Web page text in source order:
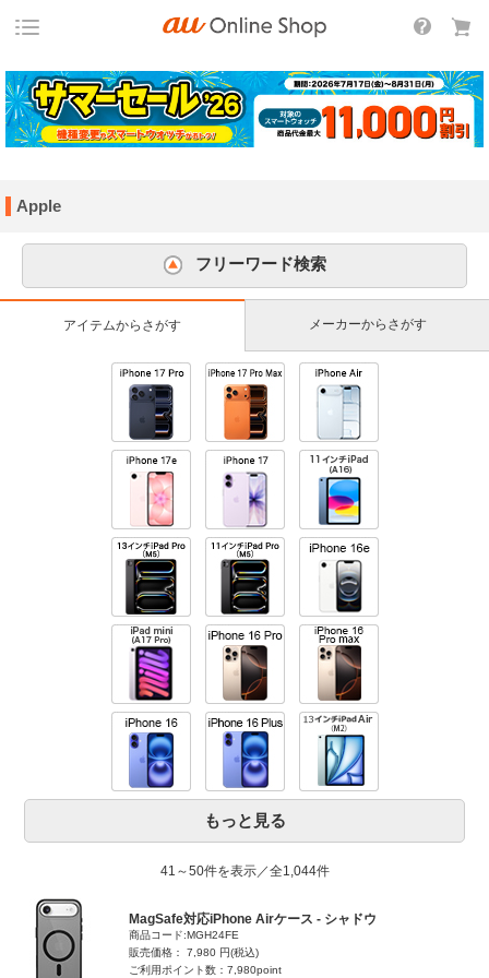
Apple
フリーワード検索
アイテムからさがす メーカーからさがす
もっと見る
41～50件を表示／全1,044件
MagSafe対応iPhone Airケース - シャドウ
商品コード:MGH24FE
販売価格： 7,980 円(税込)
ご利用ポイント数：7,980point